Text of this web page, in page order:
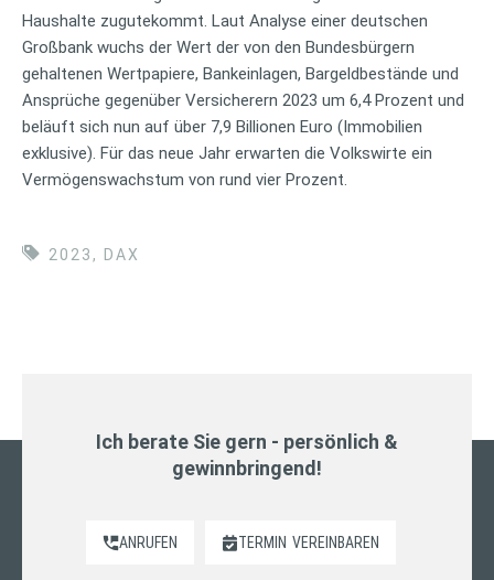
Haushalte zugutekommt. Laut Analyse einer deutschen
Großbank wuchs der Wert der von den Bundesbürgern
gehaltenen Wertpapiere, Bankeinlagen, Bargeldbestände und
Ansprüche gegenüber Versicherern 2023 um 6,4 Prozent und
beläuft sich nun auf über 7,9 Billionen Euro (Immobilien
exklusive). Für das neue Jahr erwarten die Volkswirte ein
Vermögenswachstum von rund vier Prozent.
2023, DAX
Ich berate Sie gern - persönlich &
gewinnbringend!
ANRUFEN TERMIN VEREINBAREN